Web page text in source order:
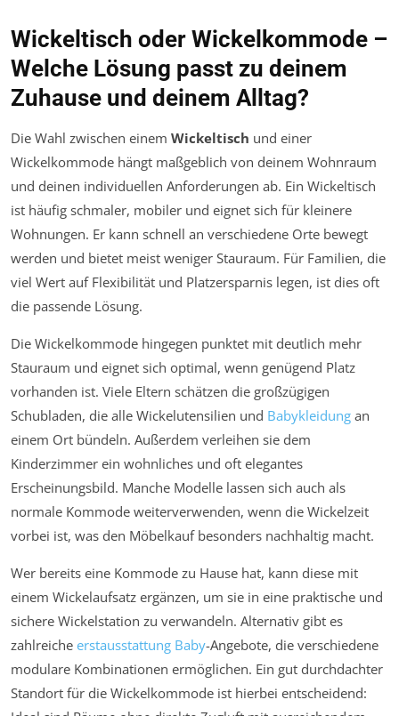
Wickeltisch oder Wickelkommode –
Welche Lösung passt zu deinem
Zuhause und deinem Alltag?
Die Wahl zwischen einem Wickeltisch und einer
Wickelkommode hängt maßgeblich von deinem Wohnraum
und deinen individuellen Anforderungen ab. Ein Wickeltisch
ist häufig schmaler, mobiler und eignet sich für kleinere
Wohnungen. Er kann schnell an verschiedene Orte bewegt
werden und bietet meist weniger Stauraum. Für Familien, die
viel Wert auf Flexibilität und Platzersparnis legen, ist dies oft
die passende Lösung.
Die Wickelkommode hingegen punktet mit deutlich mehr
Stauraum und eignet sich optimal, wenn genügend Platz
vorhanden ist. Viele Eltern schätzen die großzügigen
Schubladen, die alle Wickelutensilien und Babykleidung an
einem Ort bündeln. Außerdem verleihen sie dem
Kinderzimmer ein wohnliches und oft elegantes
Erscheinungsbild. Manche Modelle lassen sich auch als
normale Kommode weiterverwenden, wenn die Wickelzeit
vorbei ist, was den Möbelkauf besonders nachhaltig macht.
Wer bereits eine Kommode zu Hause hat, kann diese mit
einem Wickelaufsatz ergänzen, um sie in eine praktische und
sichere Wickelstation zu verwandeln. Alternativ gibt es
zahlreiche erstausstattung Baby-Angebote, die verschiedene
modulare Kombinationen ermöglichen. Ein gut durchdachter
Standort für die Wickelkommode ist hierbei entscheidend: